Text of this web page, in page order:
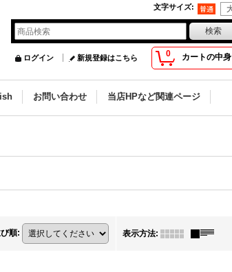
文字サイズ:
0 カートの中身
ログイン 新規登録はこちら
お問い合わせ 当店HPなど関連ページ
順: 表示方法: